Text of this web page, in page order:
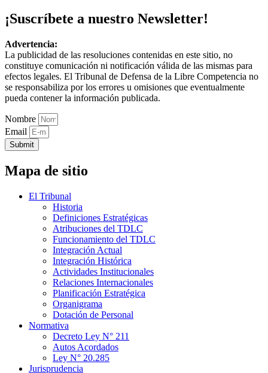
¡Suscríbete a nuestro Newsletter!
Advertencia:
La publicidad de las resoluciones contenidas en este sitio, no
constituye comunicación ni notificación válida de las mismas para
efectos legales. El Tribunal de Defensa de la Libre Competencia no
se responsabiliza por los errores u omisiones que eventualmente
pueda contener la información publicada.
Nombre
Email
Submit
Mapa de sitio
El Tribunal
Historia
Definiciones Estratégicas
Atribuciones del TDLC
Funcionamiento del TDLC
Integración Actual
Integración Histórica
Actividades Institucionales
Relaciones Internacionales
Planificación Estratégica
Organigrama
Dotación de Personal
Normativa
Decreto Ley N° 211
Autos Acordados
Ley N° 20.285
Jurisprudencia